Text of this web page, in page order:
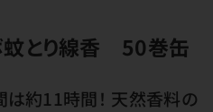
とり線香 50巻缶
約11時間！ 天然香料の